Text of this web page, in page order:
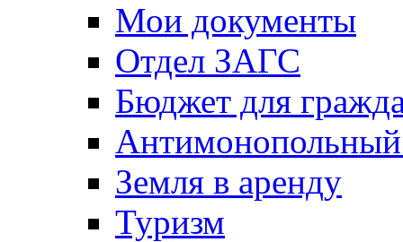
Мои документы
Отдел ЗАГС
Бюджет для
Антимонопольный
Земля в аренду
Туризм